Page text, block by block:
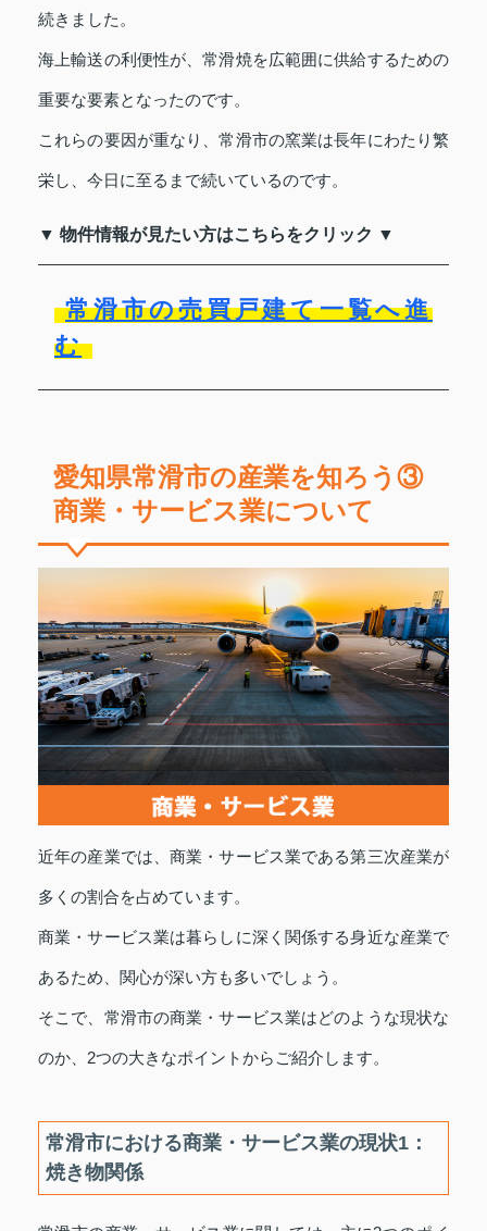
続きました。
海上輸送の利便性が、常滑焼を広範囲に供給するための
重要な要素となったのです。
これらの要因が重なり、常滑市の窯業は長年にわたり繁
栄し、今日に至るまで続いているのです。
▼ 物件情報が見たい方はこちらをクリック ▼
常滑市の売買戸建て一覧へ進
む
愛知県常滑市の産業を知ろう③
商業・サービス業について
近年の産業では、商業・サービス業である第三次産業が
多くの割合を占めています。
商業・サービス業は暮らしに深く関係する身近な産業で
あるため、関心が深い方も多いでしょう。
そこで、常滑市の商業・サービス業はどのような現状な
のか、2つの大きなポイントからご紹介します。
常滑市における商業・サービス業の現状1：
焼き物関係